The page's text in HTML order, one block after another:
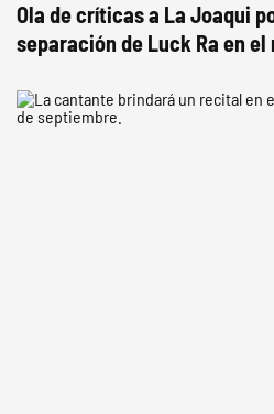
Ola de críticas a La Joaqui
separación de Luck Ra en